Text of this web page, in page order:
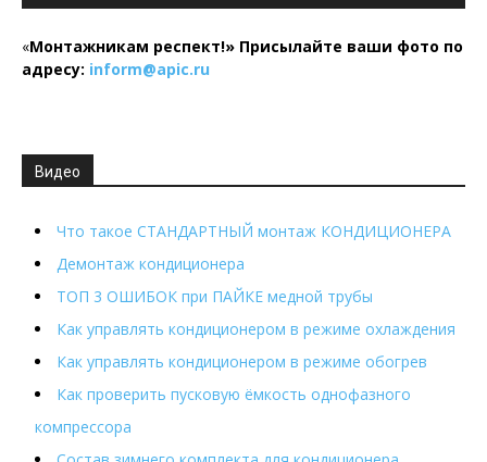
«Монтажникам респект!» Присылайте ваши фото по
адресу: inform@apic.ru
Видео
Что такое СТАНДАРТНЫЙ монтаж КОНДИЦИОНЕРА
Демонтаж кондиционера
ТОП 3 ОШИБОК при ПАЙКЕ медной трубы
Как управлять кондиционером в режиме охлаждения
Как управлять кондиционером в режиме обогрев
Как проверить пусковую ёмкость однофазного
компрессора